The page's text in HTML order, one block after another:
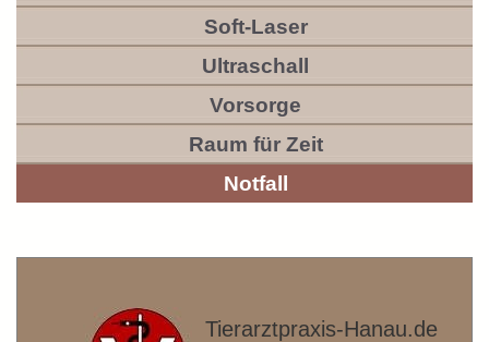
Soft-Laser
Ultraschall
Vorsorge
Raum für Zeit
Notfall
Tierarztpraxis-Hanau.de